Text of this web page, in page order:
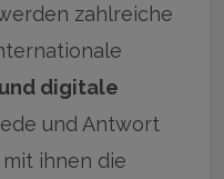
zahlreiche
digitale
und Antwort
ihnen die